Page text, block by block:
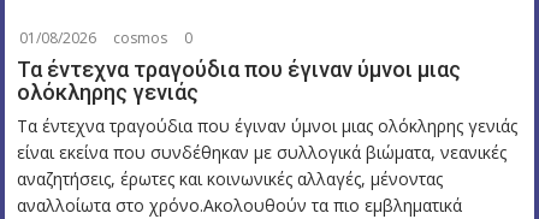
01/08/2026 cosmos 0
Τα έντεχνα τραγούδια που έγιναν ύμνοι μιας
ολόκληρης γενιάς
Τα έντεχνα τραγούδια που έγιναν ύμνοι μιας ολόκληρης γενιάς
είναι εκείνα που συνδέθηκαν με συλλογικά βιώματα, νεανικές
αναζητήσεις, έρωτες και κοινωνικές αλλαγές, μένοντας
αναλλοίωτα στο χρόνο.Ακολουθούν τα πιο εμβληματικά